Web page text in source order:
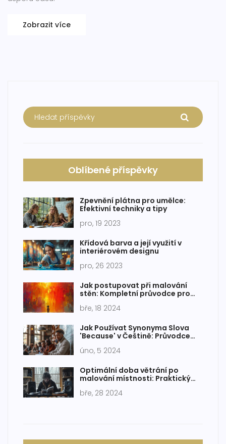
Zobrazit více
Oblíbené příspěvky
Zpevnění plátna pro umělce:
Efektivní techniky a tipy
pro, 19 2023
Křídová barva a její využití v
interiérovém designu
pro, 26 2023
Jak postupovat při malování
stěn: Kompletní průvodce pro
bře, 18 2024
Jak Používat Synonyma Slova
'Because' v Češtině: Průvodce
úno, 5 2024
Optimální doba větrání po
malování místnosti: Praktický
bře, 28 2024